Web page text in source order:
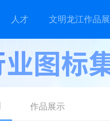
人才 文明龙江作品展
作品展示